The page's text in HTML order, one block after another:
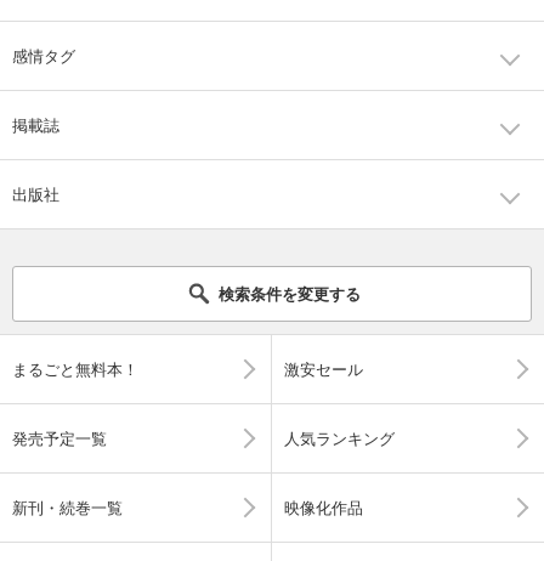
感情タグ
掲載誌
出版社
検索条件を変更する
まるごと無料本！ 激安セール
発売予定一覧 人気ランキング
新刊・続巻一覧 映像化作品